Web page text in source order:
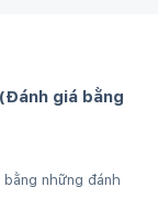
giá bằng
những đánh